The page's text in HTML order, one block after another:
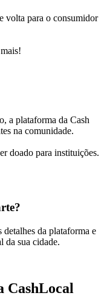
volta para o consumidor
a plataforma da Cash
na comunidade.
doado para instituições.
detalhes da plataforma e
da sua cidade.
CashLocal